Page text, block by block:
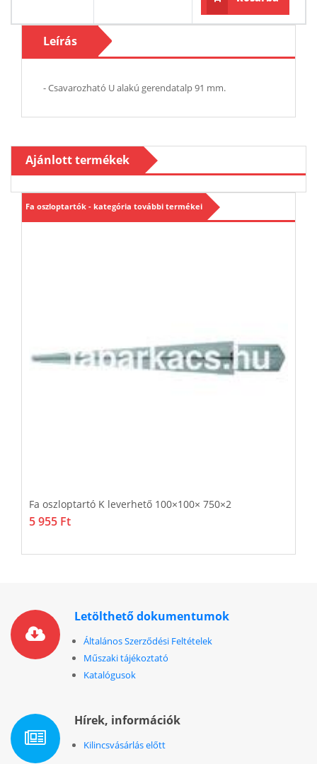
rak
Leírás
- Csavarozható U alakú gerendatalp 91 mm.
Ajánlott termékek
Fa oszloptartók - kategória további termékei
Fa oszloptartó K leverhető 100×100× 750×2
5 955 Ft
Letölthető dokumentumok
Általános Szerződési Feltételek
Műszaki tájékoztató
Katalógusok
Hírek, információk
Kilincsvásárlás előtt